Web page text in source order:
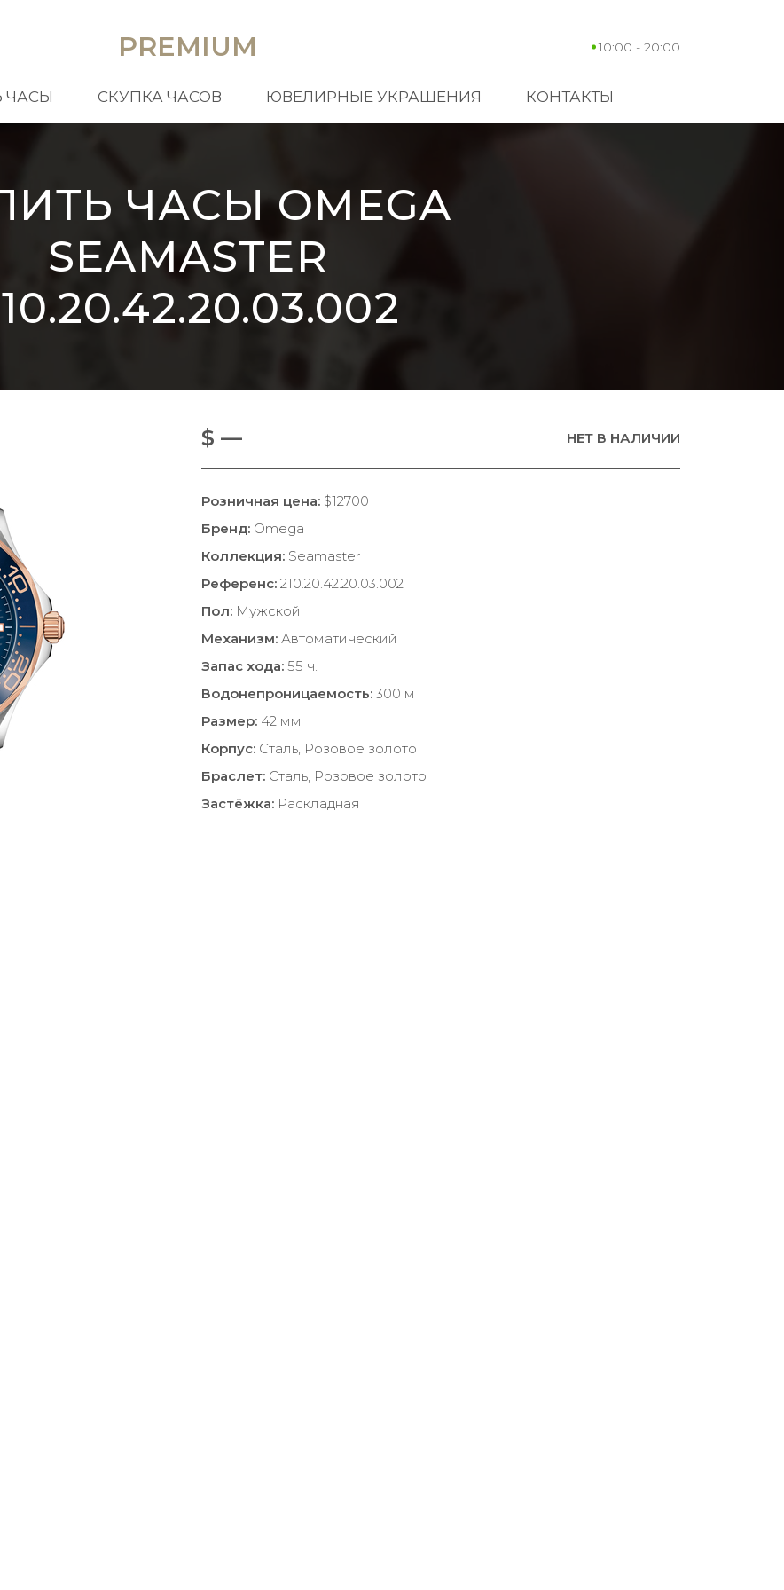
PREMIUM 10:00 - 20:00
ЧАСЫ СКУПКА ЧАСОВ ЮВЕЛИРНЫЕ УКРАШЕНИЯ КОНТАКТЫ
ЧАСЫ OMEGA
SEAMASTER
$ — НЕТ В НАЛИЧИИ
Розничная цена: $12700
Бренд: Omega
Коллекция: Seamaster
Референс: 210.20.42.20.03.002
Пол: Мужской
Механизм: Автоматический
Запас хода: 55 ч.
Водонепроницаемость: 300 м
Размер: 42 мм
Корпус: Сталь, Розовое золото
Браслет: Сталь, Розовое золото
Застёжка: Раскладная